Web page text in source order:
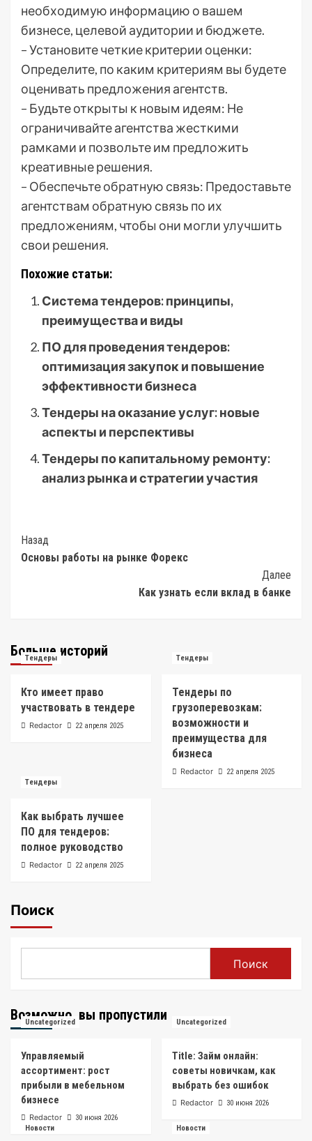
необходимую информацию о вашем
бизнесе, целевой аудитории и бюджете.
– Установите четкие критерии оценки:
Определите, по каким критериям вы будете
оценивать предложения агентств.
– Будьте открыты к новым идеям: Не
ограничивайте агентства жесткими
рамками и позвольте им предложить
креативные решения.
– Обеспечьте обратную связь: Предоставьте
агентствам обратную связь по их
предложениям, чтобы они могли улучшить
свои решения.
Похожие статьи:
Система тендеров: принципы,
преимущества и виды
ПО для проведения тендеров:
оптимизация закупок и повышение
эффективности бизнеса
Тендеры на оказание услуг: новые
аспекты и перспективы
Тендеры по капитальному ремонту:
анализ рынка и стратегии участия
Post
Navigation
Назад
Основы работы на рынке Форекс
Далее
Как узнать если вклад в банке
Больше историй
Тендеры
Кто имеет право
участвовать в тендере
Redactor 22 апреля 2025
Тендеры
Тендеры по
грузоперевозкам:
возможности и
преимущества для
бизнеса
Redactor
22 апреля 2025
Тендеры
Как выбрать лучшее
ПО для тендеров:
полное руководство
Redactor 22 апреля 2025
Поиск
Поиск
Возможно, вы пропустили
Uncategorized
Управляемый
ассортимент: рост
прибыли в мебельном
бизнесе
Redactor 30 июня 2026
Uncategorized
Title: Займ онлайн:
советы новичкам, как
выбрать без ошибок
Redactor 30 июня 2026
Новости Новости